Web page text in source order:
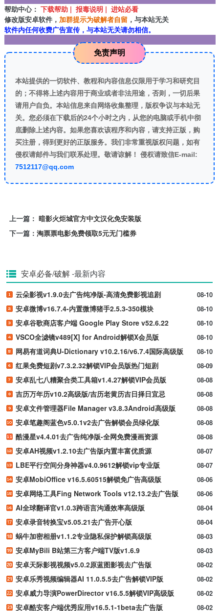
帮助中心： 下载帮助 | 报毒说明 | 进站必看
修改版安卓软件， 加群提示为破解者自留 ，与本站无关
软件内任何收费广告宣传，与本站无关请勿相信。
免责声明
本站提供的一切软件、教程和内容信息仅限用于学习和研究目
的；不得将上述内容用于商业或者非法用途，否则，一切后果
请用户自负。本站信息来自网络收集整理，版权争议与本站无
关。您必须在下载后的24个小时之内，从您的电脑或手机中彻
底删除上述内容。如果您喜欢该程序和内容，请支持正版，购
买注册，得到更好的正版服务。我们非常重视版权问题，如有
侵权请邮件与我们联系处理。敬请谅解！ 侵权请致信E-mail:
7512117@qq.com
上一篇： 暗影火炬城官方中文汉化免安装版
下一篇： 淘票票电影免费领取5元无门槛券
安卓必备/破解-最新内容
08-10
云朵影视v1.9.0去广告纯净版-高清免费影视追剧
08-10
安卓微博v16.7.4-内置微博猪手2.5.3-350模块
08-10
安卓谷歌商店客户端 Google Play Store v52.6.22
08-10
VSCO全滤镜v489[X] for Android解锁X会员版
08-10
网易有道词典U-Dictionary v10.2.16/v6.7.4国际高级版
08-09
红果免费短剧v7.3.2.32解锁VIP会员版热门短剧
08-08
安卓乱七八糟聚合类工具箱v1.4.27解锁VIP会员版
08-08
吉历万年历v10.2高级版/吉历老黄历吉日择日宜忌
08-08
安卓文件管理器File Manager v3.8.3Android高级版
08-08
安卓笔趣阁蓝色v5.0.1v2去广告解锁会员绿化版
08-08
酷漫星v4.4.01去广告纯净版-全网免费漫画资源
08-07
安卓AH视频v1.2.10去广告版内置丰富优质源
08-07
LBE平行空间分身神器v4.0.9612解锁vip专业版
08-06
安卓MobiOffice v16.5.60515解锁免广告高级版
08-06
安卓网络工具Fing Network Tools v12.13.2去广告版
08-04
AI全球翻译官v1.0.3跨语言沟通效率高级版
08-04
安卓录音转换宝v5.05.21去广告开心版
08-03
蜗牛加密相册v1.1.2专业隐私保护解锁高级版
08-03
安卓MyBili B站第三方客户端TV版v1.6.9
08-02
安卓天际影视视频v5.0.2原蓝图影视去广告版
08-02
安卓乐秀视频编辑器AI 11.0.5.5去广告解锁VIP版
08-02
安卓威力导演PowerDirector v16.5.5解锁VIP高级版
08-02
安卓酷安客户端优秀应用v16.5.1-1beta去广告版